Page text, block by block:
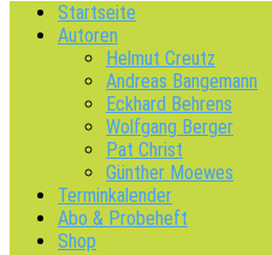
Startseite
Autoren
Helmut Creutz
Andreas Bangemann
Eckhard Behrens
Wolfgang Berger
Pat Christ
Günther Moewes
Terminkalender
Abo & Probeheft
Shop